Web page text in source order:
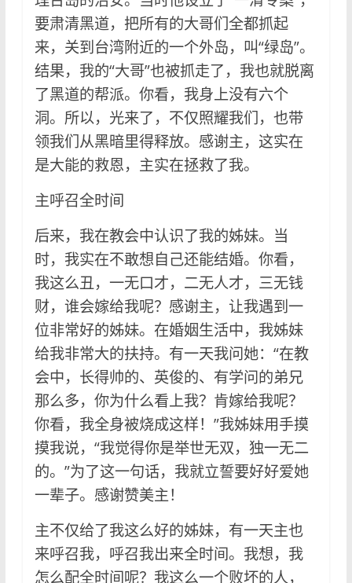
要肃清黑道，把所有的大哥们全都抓起
来，关到台湾附近的一个外岛，叫“绿岛”。
结果，我的“大哥”也被抓走了，我也就脱离
了黑道的帮派。你看，我身上没有六个
洞。所以，光来了，不仅照耀我们，也带
领我们从黑暗里得释放。感谢主，这实在
是大能的救恩，主实在拯救了我。
主呼召全时间
后来，我在教会中认识了我的姊妹。当
时，我实在不敢想自己还能结婚。你看，
我这么丑，一无口才，二无人才，三无钱
财，谁会嫁给我呢？感谢主，让我遇到一
位非常好的姊妹。在婚姻生活中，我姊妹
给我非常大的扶持。有一天我问她：“在教
会中，长得帅的、英俊的、有学问的弟兄
那么多，你为什么看上我？肯嫁给我呢？
你看，我全身被烧成这样！”我姊妹用手摸
摸我说，“我觉得你是举世无双，独一无二
的。”为了这一句话，我就立誓要好好爱她
一辈子。感谢赞美主！
主不仅给了我这么好的姊妹，有一天主也
来呼召我，呼召我出来全时间。我想，我
怎么配全时间呢？我这么一个败坏的人，